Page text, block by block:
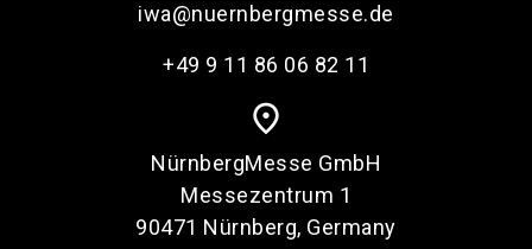
iwa@nuernbergmesse.de
+49 9 11 86 06 82 11
place
NürnbergMesse GmbH
Messezentrum 1
90471 Nürnberg, Germany